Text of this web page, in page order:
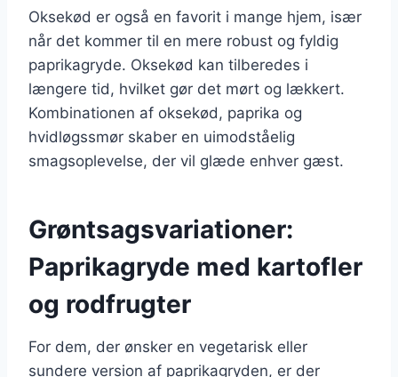
Oksekød er også en favorit i mange hjem, især
når det kommer til en mere robust og fyldig
paprikagryde. Oksekød kan tilberedes i
længere tid, hvilket gør det mørt og lækkert.
Kombinationen af oksekød, paprika og
hvidløgssmør skaber en uimodståelig
smagsoplevelse, der vil glæde enhver gæst.
Grøntsagsvariationer:
Paprikagryde med kartofler
og rodfrugter
For dem, der ønsker en vegetarisk eller
sundere version af paprikagryden, er der